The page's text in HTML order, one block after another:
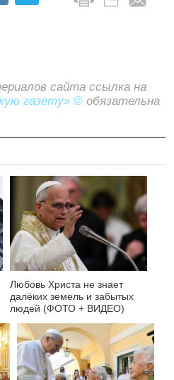
сайта ссылка на
газету» © обязательна
Любовь Христа не знает
далёких земель и забытых
людей (ФОТО + ВИДЕО)